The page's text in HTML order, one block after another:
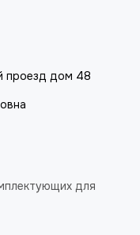
проезд дом 48
для